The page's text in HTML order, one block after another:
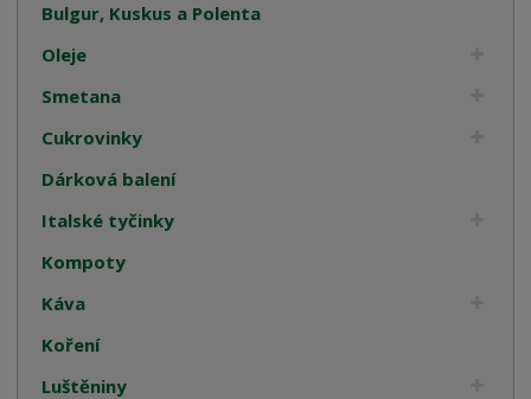
Bulgur, Kuskus a Polenta
Oleje
Smetana
Cukrovinky
Dárková balení
Italské tyčinky
Kompoty
Káva
Koření
Luštěniny